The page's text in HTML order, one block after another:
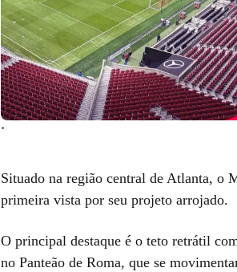
•
Situado na região central de Atlanta, o
primeira vista por seu projeto arrojado.
O principal destaque é o teto retrátil
no Panteão de Roma, que se